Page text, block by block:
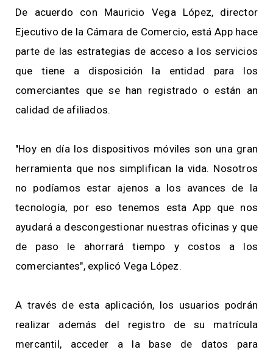
De acuerdo con Mauricio Vega López, director
Ejecutivo de la Cámara de Comercio, está App hace
parte de las estrategias de acceso a los servicios
que tiene a disposición la entidad para los
comerciantes que se han registrado o están an
calidad de afiliados.
"Hoy en día los dispositivos móviles son una gran
herramienta que nos simplifican la vida. Nosotros
no podíamos estar ajenos a los avances de la
tecnología, por eso tenemos esta App que nos
ayudará a descongestionar nuestras oficinas y que
de paso le ahorrará tiempo y costos a los
comerciantes", explicó Vega López.
A través de esta aplicación, los usuarios podrán
realizar además del registro de su matrícula
mercantil, acceder a la base de datos para